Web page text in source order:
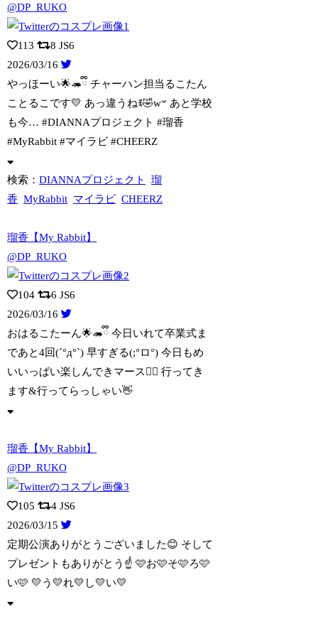
@DP_RUKO
113 8 JS6
2026/03/16
やっほーい🌟🦔ྀི チャーハン担当るこたん
ことるこです💛 あっ違うねꉂ🤣w𐤔 あと学校
も今… #DIANNAプロジェクト #瑠香
#MyRabbit #マイラビ #CHEERZ
検索：DIANNAプロジェクト
瑠
香 MyRabbit マイラビ CHEERZ
瑠香【My Rabbit】
@DP_RUKO
104 6 JS6
2026/03/16
おはるこたーん🌟🦔ྀི 今日いれて卒業式ま
であと4回(´°д°`) 早すぎる(;°ロ°) 今日もめ
いいっぱい楽しんできマース🙋‍♀️ 行ってき
ます&行ってらっしゃい👋
瑠香【My Rabbit】
@DP_RUKO
105 4 JS6
2026/03/15
定期公演ありがとうございました😊 そして
プレゼントもありがとう☝️ 🩷お🩷そ🩷ろ🩷
い🩷 💛う💛れ💛し💛い💛